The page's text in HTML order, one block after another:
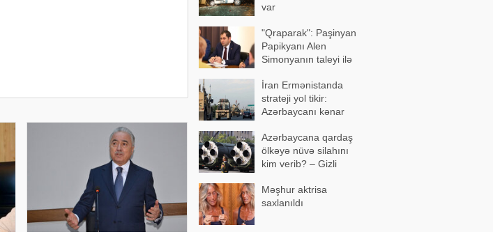
var
"Qraparak": Paşinyan
Papikyanı Alen
Simonyanın taleyi ilə
İran Ermənistanda
strateji yol tikir:
Azərbaycanı kənar
formalaşır
Azərbaycana qardaş
ölkəyə nüvə silahını
kim verib? – Gizli
Məşhur aktrisa
saxlanıldı